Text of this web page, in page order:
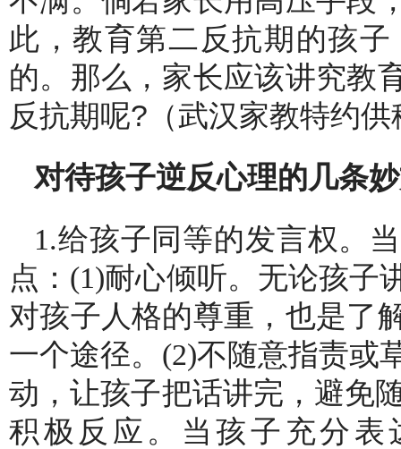
此，教育第二反抗期的孩
的。那么，家长应该讲究教
反抗期呢?（武汉家教特约供
对待孩子逆反心理的几条
1.给孩子同等的发言权。
点：(1)耐心倾听。无论孩子
对孩子人格的尊重，也是了
一个途径。(2)不随意指责或
动，让孩子把话讲完，避免
积极反应。当孩子充分